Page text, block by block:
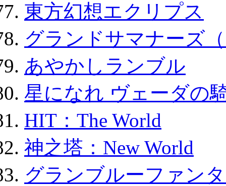
東方幻想エクリプス
グランドサマナーズ
あやかしランブル
星になれ ヴェーダの
HIT：The World
神之塔：New World
グランブルーファン